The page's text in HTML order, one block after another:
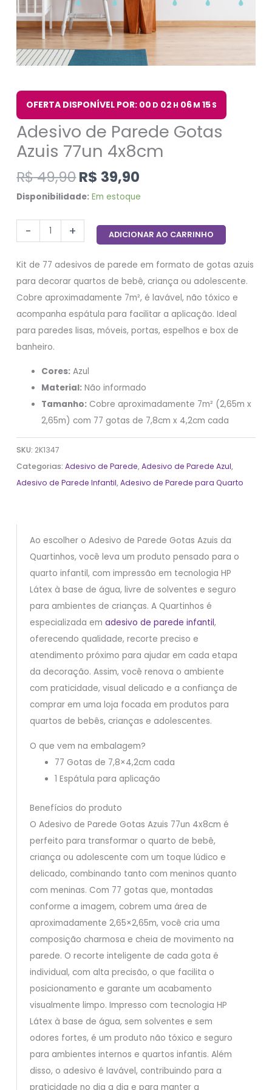
OFERTA DISPONÍVEL POR: 00 D 02 H 06M 14S
Adesivo de Parede Gotas
Azuis 77un 4x8cm
R$49,90R$ 39,90
Disponibilidade: Em estoque
- + ADICIONAR AO CARRINHO
Kit de 77 adesivos de parede em formato de gotas azuis
para decorar quartos de bebê, criança ou adolescente.
Cobre aproximadamente 7m², é lavável, não tóxico e
acompanha espátula para facilitar a aplicação. Ideal
para paredes lisas, móveis, portas, espelhos e box de
banheiro.
Cores: Azul
Material: Não informado
Tamanho: Cobre aproximadamente 7m² (2,65m x
2,65m) com 77 gotas de 7,8cm x 4,2cm cada
SKU: 2K1347
Categorias:Adesivo de Parede,Adesivo de Parede Azul,
Adesivo de Parede Infantil,Adesivo de Parede para Quarto
Ao escolher o Adesivo de Parede Gotas Azuis da
Quartinhos, você leva um produto pensado para o
quarto infantil, com impressão em tecnologia HP
Látex à base de água, livre de solventes e seguro
para ambientes de crianças. A Quartinhos é
especializada em adesivo de parede infantil,
oferecendo qualidade, recorte preciso e
atendimento próximo para ajudar em cada etapa
da decoração. Assim, você renova o ambiente
com praticidade, visual delicado e a confiança de
comprar em uma loja focada em produtos para
quartos de bebês, crianças e adolescentes.
O que vem na embalagem?
77 Gotas de 7,8×4,2cm cada
1 Espátula para aplicação
Benefícios do produto
O Adesivo de Parede Gotas Azuis 77un 4x8cm é
perfeito para transformar o quarto de bebê,
criança ou adolescente com um toque lúdico e
delicado, combinando tanto com meninos quanto
com meninas. Com 77 gotas que, montadas
conforme a imagem, cobrem uma área de
aproximadamente 2,65×2,65m, você cria uma
composição charmosa e cheia de movimento na
parede. O recorte inteligente de cada gota é
individual, com alta precisão, o que facilita o
posicionamento e garante um acabamento
visualmente limpo. Impresso com tecnologia HP
Látex à base de água, sem solventes e sem
odores fortes, é um produto não tóxico e seguro
para ambientes internos e quartos infantis. Além
disso, o adesivo é lavável, contribuindo para a
praticidade no dia a dia e para manter a